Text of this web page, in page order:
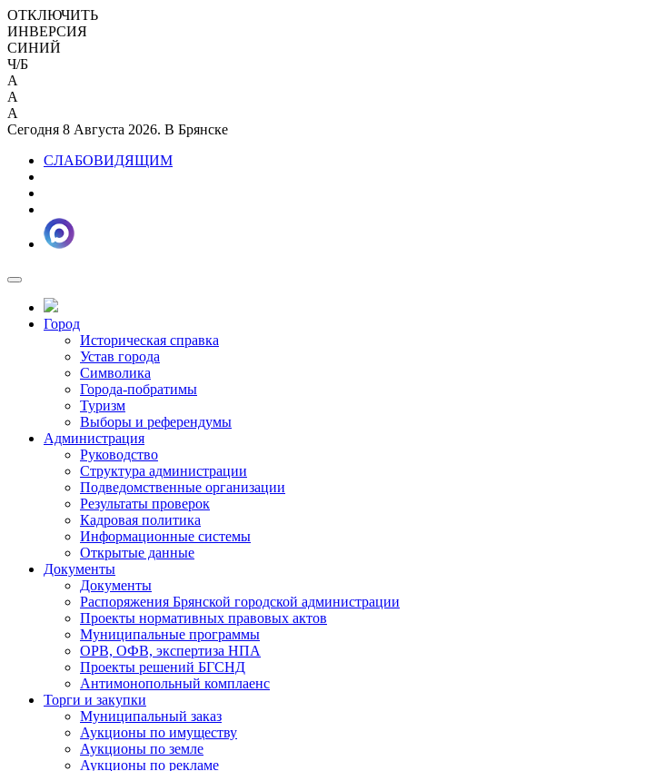
ОТКЛЮЧИТЬ
ИНВЕРСИЯ
СИНИЙ
Ч/Б
A
A
A
Сегодня 8 Августа 2026. В Брянске
СЛАБОВИДЯЩИМ
Город
Историческая справка
Устав города
Символика
Города-побратимы
Туризм
Выборы и референдумы
Администрация
Руководство
Структура администрации
Подведомственные организации
Результаты проверок
Кадровая политика
Информационные системы
Открытые данные
Документы
Документы
Распоряжения Брянской городской администрации
Проекты нормативных правовых актов
Муниципальные программы
ОРВ, ОФВ, экспертиза НПА
Проекты решений БГСНД
Антимонопольный комплаенс
Торги и закупки
Муниципальный заказ
Аукционы по имуществу
Аукционы по земле
Аукционы по рекламе